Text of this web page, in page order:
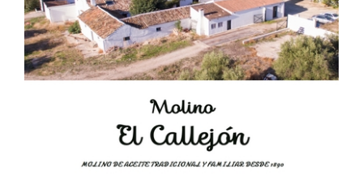
Juntar las letras. La alfabetización en el campo: del
afán de saber a la autogestión
Historia y vivencias del poblado de Los Hurones